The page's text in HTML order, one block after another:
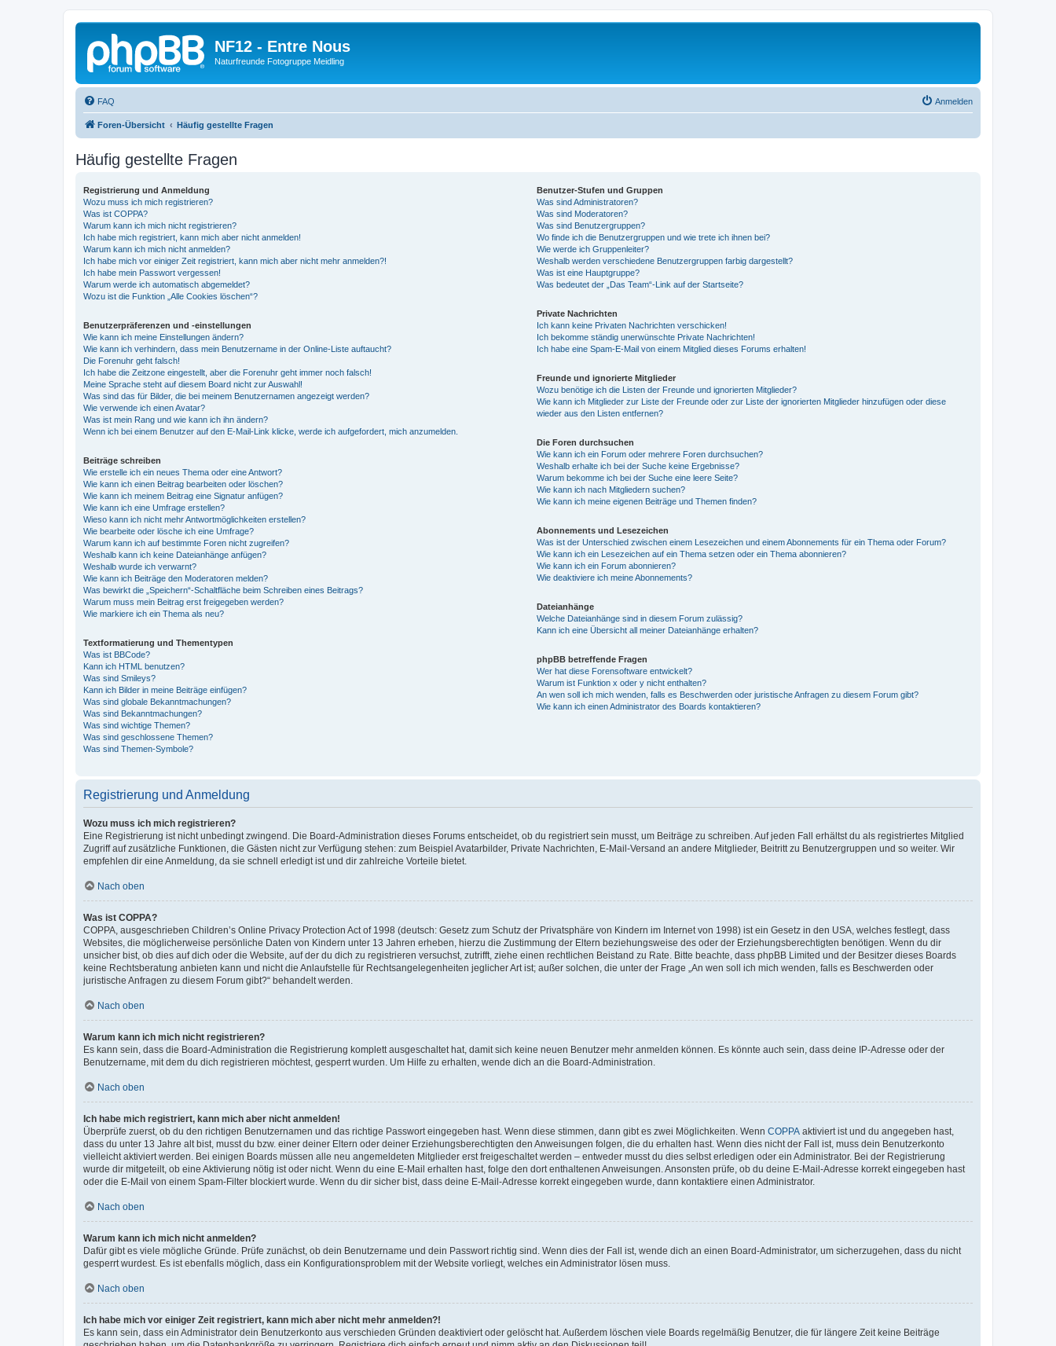
NF12 - Entre Nous
Naturfreunde Fotogruppe Meidling
FAQ Anmelden
Foren-Übersicht Häufig gestellte Fragen
Häufig gestellte Fragen
Registrierung und Anmeldung
Wozu muss ich mich registrieren?
Was ist COPPA?
Warum kann ich mich nicht registrieren?
Ich habe mich registriert, kann mich aber nicht anmelden!
Warum kann ich mich nicht anmelden?
Ich habe mich vor einiger Zeit registriert, kann mich aber nicht mehr anmelden?!
Ich habe mein Passwort vergessen!
Warum werde ich automatisch abgemeldet?
Wozu ist die Funktion „Alle Cookies löschen“?
Benutzerpräferenzen und -einstellungen
Wie kann ich meine Einstellungen ändern?
Wie kann ich verhindern, dass mein Benutzername in der Online-Liste auftaucht?
Die Forenuhr geht falsch!
Ich habe die Zeitzone eingestellt, aber die Forenuhr geht immer noch falsch!
Meine Sprache steht auf diesem Board nicht zur Auswahl!
Was sind das für Bilder, die bei meinem Benutzernamen angezeigt werden?
Wie verwende ich einen Avatar?
Was ist mein Rang und wie kann ich ihn ändern?
Wenn ich bei einem Benutzer auf den E-Mail-Link klicke, werde ich aufgefordert, mich anzumelden.
Beiträge schreiben
Wie erstelle ich ein neues Thema oder eine Antwort?
Wie kann ich einen Beitrag bearbeiten oder löschen?
Wie kann ich meinem Beitrag eine Signatur anfügen?
Wie kann ich eine Umfrage erstellen?
Wieso kann ich nicht mehr Antwortmöglichkeiten erstellen?
Wie bearbeite oder lösche ich eine Umfrage?
Warum kann ich auf bestimmte Foren nicht zugreifen?
Weshalb kann ich keine Dateianhänge anfügen?
Weshalb wurde ich verwarnt?
Wie kann ich Beiträge den Moderatoren melden?
Was bewirkt die „Speichern“-Schaltfläche beim Schreiben eines Beitrags?
Warum muss mein Beitrag erst freigegeben werden?
Wie markiere ich ein Thema als neu?
Textformatierung und Thementypen
Was ist BBCode?
Kann ich HTML benutzen?
Was sind Smileys?
Kann ich Bilder in meine Beiträge einfügen?
Was sind globale Bekanntmachungen?
Was sind Bekanntmachungen?
Was sind wichtige Themen?
Was sind geschlossene Themen?
Was sind Themen-Symbole?
Benutzer-Stufen und Gruppen
Was sind Administratoren?
Was sind Moderatoren?
Was sind Benutzergruppen?
Wo finde ich die Benutzergruppen und wie trete ich ihnen bei?
Wie werde ich Gruppenleiter?
Weshalb werden verschiedene Benutzergruppen farbig dargestellt?
Was ist eine Hauptgruppe?
Was bedeutet der „Das Team“-Link auf der Startseite?
Private Nachrichten
Ich kann keine Privaten Nachrichten verschicken!
Ich bekomme ständig unerwünschte Private Nachrichten!
Ich habe eine Spam-E-Mail von einem Mitglied dieses Forums erhalten!
Freunde und ignorierte Mitglieder
Wozu benötige ich die Listen der Freunde und ignorierten Mitglieder?
Wie kann ich Mitglieder zur Liste der Freunde oder zur Liste der ignorierten Mitglieder hinzufügen oder diese
wieder aus den Listen entfernen?
Die Foren durchsuchen
Wie kann ich ein Forum oder mehrere Foren durchsuchen?
Weshalb erhalte ich bei der Suche keine Ergebnisse?
Warum bekomme ich bei der Suche eine leere Seite?
Wie kann ich nach Mitgliedern suchen?
Wie kann ich meine eigenen Beiträge und Themen finden?
Abonnements und Lesezeichen
Was ist der Unterschied zwischen einem Lesezeichen und einem Abonnements für ein Thema oder Forum?
Wie kann ich ein Lesezeichen auf ein Thema setzen oder ein Thema abonnieren?
Wie kann ich ein Forum abonnieren?
Wie deaktiviere ich meine Abonnements?
Dateianhänge
Welche Dateianhänge sind in diesem Forum zulässig?
Kann ich eine Übersicht all meiner Dateianhänge erhalten?
phpBB betreffende Fragen
Wer hat diese Forensoftware entwickelt?
Warum ist Funktion x oder y nicht enthalten?
An wen soll ich mich wenden, falls es Beschwerden oder juristische Anfragen zu diesem Forum gibt?
Wie kann ich einen Administrator des Boards kontaktieren?
Registrierung und Anmeldung
Wozu muss ich mich registrieren?
Eine Registrierung ist nicht unbedingt zwingend. Die Board-Administration dieses Forums entscheidet, ob du registriert sein musst, um Beiträge zu schreiben. Auf jeden Fall erhältst du als registriertes Mitglied
Zugriff auf zusätzliche Funktionen, die Gästen nicht zur Verfügung stehen: zum Beispiel Avatarbilder, Private Nachrichten, E-Mail-Versand an andere Mitglieder, Beitritt zu Benutzergruppen und so weiter. Wir
empfehlen dir eine Anmeldung, da sie schnell erledigt ist und dir zahlreiche Vorteile bietet.
Nach oben
Was ist COPPA?
COPPA, ausgeschrieben Children’s Online Privacy Protection Act of 1998 (deutsch: Gesetz zum Schutz der Privatsphäre von Kindern im Internet von 1998) ist ein Gesetz in den USA, welches festlegt, dass
Websites, die möglicherweise persönliche Daten von Kindern unter 13 Jahren erheben, hierzu die Zustimmung der Eltern beziehungsweise des oder der Erziehungsberechtigten benötigen. Wenn du dir
unsicher bist, ob dies auf dich oder die Website, auf der du dich zu registrieren versuchst, zutrifft, ziehe einen rechtlichen Beistand zu Rate. Bitte beachte, dass phpBB Limited und der Besitzer dieses Boards
keine Rechtsberatung anbieten kann und nicht die Anlaufstelle für Rechtsangelegenheiten jeglicher Art ist; außer solchen, die unter der Frage „An wen soll ich mich wenden, falls es Beschwerden oder
juristische Anfragen zu diesem Forum gibt?“ behandelt werden.
Nach oben
Warum kann ich mich nicht registrieren?
Es kann sein, dass die Board-Administration die Registrierung komplett ausgeschaltet hat, damit sich keine neuen Benutzer mehr anmelden können. Es könnte auch sein, dass deine IP-Adresse oder der
Benutzername, mit dem du dich registrieren möchtest, gesperrt wurden. Um Hilfe zu erhalten, wende dich an die Board-Administration.
Nach oben
Ich habe mich registriert, kann mich aber nicht anmelden!
Überprüfe zuerst, ob du den richtigen Benutzernamen und das richtige Passwort eingegeben hast. Wenn diese stimmen, dann gibt es zwei Möglichkeiten. Wenn COPPA aktiviert ist und du angegeben hast,
dass du unter 13 Jahre alt bist, musst du bzw. einer deiner Eltern oder deiner Erziehungsberechtigten den Anweisungen folgen, die du erhalten hast. Wenn dies nicht der Fall ist, muss dein Benutzerkonto
vielleicht aktiviert werden. Bei einigen Boards müssen alle neu angemeldeten Mitglieder erst freigeschaltet werden – entweder musst du dies selbst erledigen oder ein Administrator. Bei der Registrierung
wurde dir mitgeteilt, ob eine Aktivierung nötig ist oder nicht. Wenn du eine E-Mail erhalten hast, folge den dort enthaltenen Anweisungen. Ansonsten prüfe, ob du deine E-Mail-Adresse korrekt eingegeben hast
oder die E-Mail von einem Spam-Filter blockiert wurde. Wenn du dir sicher bist, dass deine E-Mail-Adresse korrekt eingegeben wurde, dann kontaktiere einen Administrator.
Nach oben
Warum kann ich mich nicht anmelden?
Dafür gibt es viele mögliche Gründe. Prüfe zunächst, ob dein Benutzername und dein Passwort richtig sind. Wenn dies der Fall ist, wende dich an einen Board-Administrator, um sicherzugehen, dass du nicht
gesperrt wurdest. Es ist ebenfalls möglich, dass ein Konfigurationsproblem mit der Website vorliegt, welches ein Administrator lösen muss.
Nach oben
Ich habe mich vor einiger Zeit registriert, kann mich aber nicht mehr anmelden?!
Es kann sein, dass ein Administrator dein Benutzerkonto aus verschieden Gründen deaktiviert oder gelöscht hat. Außerdem löschen viele Boards regelmäßig Benutzer, die für längere Zeit keine Beiträge